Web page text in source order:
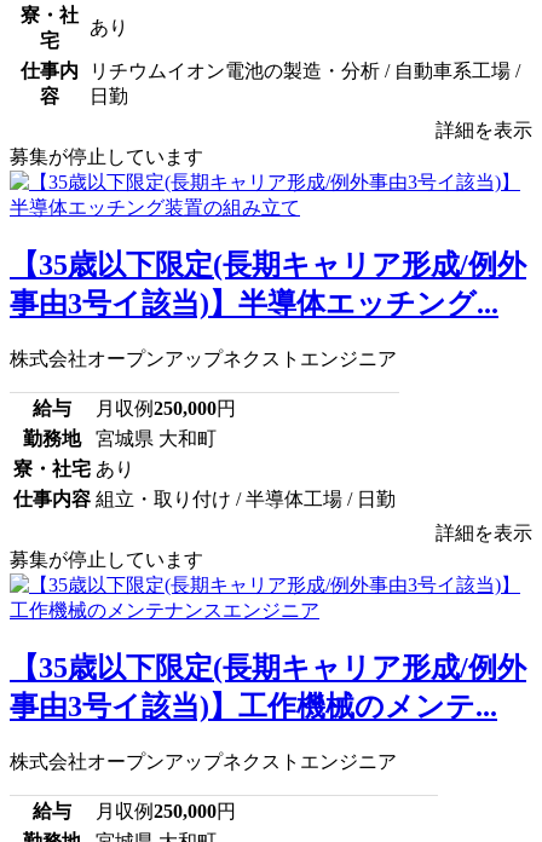
寮・社
宅
あり
仕事内
容
リチウムイオン電池の製造・分析 / 自動車系工場 /
日勤
詳細を表示
募集が停止しています
【35歳以下限定(長期キャリア形成/例外
事由3号イ該当)】半導体エッチング...
株式会社オープンアップネクストエンジニア
給与 月収例250,000円
勤務地
宮城県 大和町
寮・社宅 あり
仕事内容 組立・取り付け / 半導体工場 / 日勤
詳細を表示
募集が停止しています
【35歳以下限定(長期キャリア形成/例外
事由3号イ該当)】工作機械のメンテ...
株式会社オープンアップネクストエンジニア
給与 月収例250,000円